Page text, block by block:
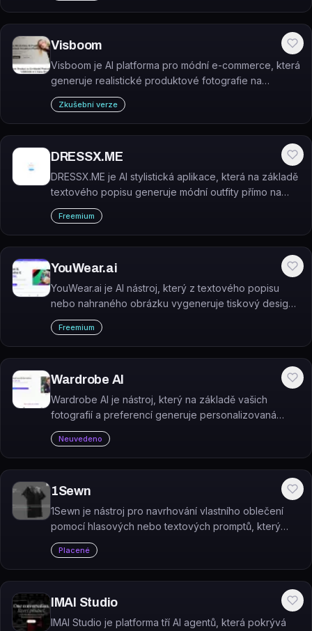
Visboom
Visboom je AI platforma pro módní e-commerce, která
generuje realistické produktové fotografie na
modelech bez fyzického focení.
Zkušební verze
DRESSX.ME
DRESSX.ME je AI stylistická aplikace, která na základě
textového popisu generuje módní outfity přímo na
uživatelovy fotografie.
Freemium
YouWear.ai
YouWear.ai je AI nástroj, který z textového popisu
nebo nahraného obrázku vygeneruje tiskový design
a umožní ho objednat na tričkách, mikinách a dalším
oblečení.
Freemium
Wardrobe AI
Wardrobe AI je nástroj, který na základě vašich
fotografií a preferencí generuje personalizovaná
módní doporučení a posílá nové outfity každý týden
e-mailem.
Neuvedeno
1Sewn
1Sewn je nástroj pro navrhování vlastního oblečení
pomocí hlasových nebo textových promptů, který
vygenerovaný design připraví k tisku na oděv.
Placené
IMAI Studio
IMAI Studio je platforma tří AI agentů, která pokrývá